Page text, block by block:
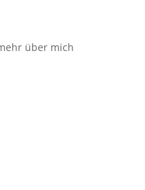
über mich